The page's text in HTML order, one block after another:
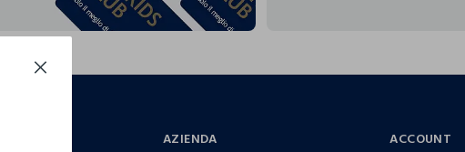
AZIENDA
ACCOUNT